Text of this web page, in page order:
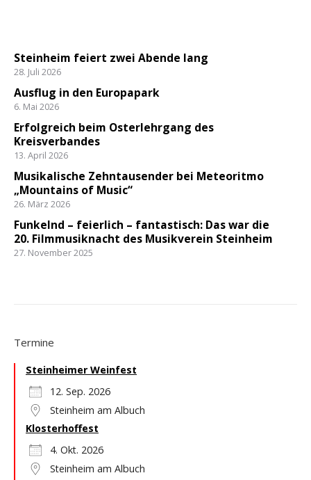
Steinheim feiert zwei Abende lang
28. Juli 2026
Ausflug in den Europapark
6. Mai 2026
Erfolgreich beim Osterlehrgang des
Kreisverbandes
13. April 2026
Musikalische Zehntausender bei Meteoritmo
„Mountains of Music“
26. März 2026
Funkelnd – feierlich – fantastisch: Das war die
20. Filmmusiknacht des Musikverein Steinheim
27. November 2025
Termine
Steinheimer Weinfest
12. Sep. 2026
Steinheim am Albuch
Klosterhoffest
4. Okt. 2026
Steinheim am Albuch